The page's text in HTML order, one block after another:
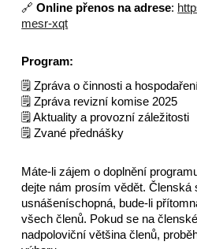
🔗Online přenos na adrese:
mesr-xqt
Program:
🗒️Zpráva o činnosti a
🗒️ Zpráva revizní komise 2025
🗒️Aktuality a provozní záležitosti
🗒️Zvané přednášky
Máte-li zájem o doplnění
dejte nám prosím vědět. Členská
usnášeníschopná, bude-li
všech členů. Pokud se na
nadpoloviční většina členů,